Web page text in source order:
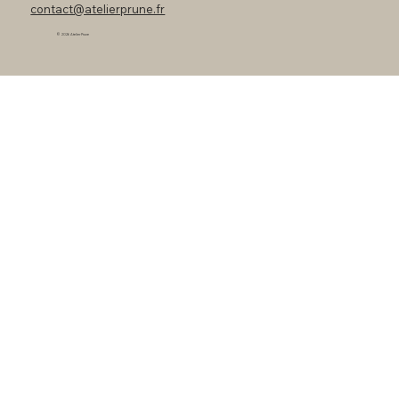
contact@atelierprune.fr
© 2026 Atelier Prune